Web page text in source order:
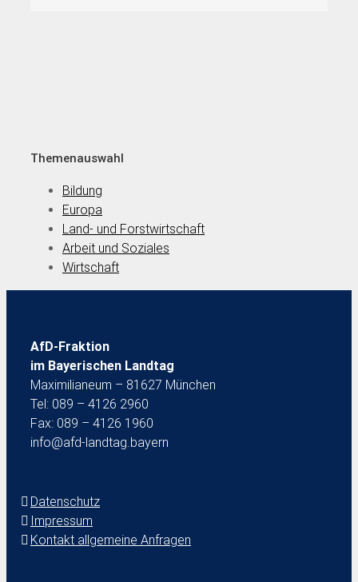
Themenauswahl
Bildung
Europa
Land- und Forstwirtschaft
Arbeit und Soziales
Wirtschaft
AfD-Fraktion
im Bayerischen Landtag
Maximilianeum – 81627 München
Tel: 089 – 4126 2960
Fax: 089 – 4126 1960
info@afd-landtag.bayern
Datenschutz
Impressum
Kontakt allgemeine Anfragen